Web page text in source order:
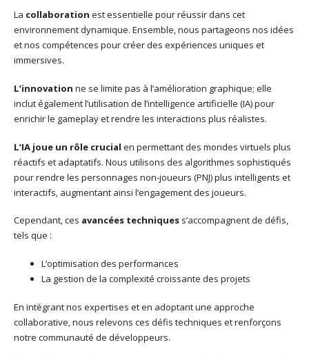
La collaboration est essentielle pour réussir dans cet
environnement dynamique. Ensemble, nous partageons nos idées
et nos compétences pour créer des expériences uniques et
immersives.
L’innovation ne se limite pas à l’amélioration graphique; elle
inclut également l’utilisation de l’intelligence artificielle (IA) pour
enrichir le gameplay et rendre les interactions plus réalistes.
L’IA joue un rôle crucial en permettant des mondes virtuels plus
réactifs et adaptatifs. Nous utilisons des algorithmes sophistiqués
pour rendre les personnages non-joueurs (PNJ) plus intelligents et
interactifs, augmentant ainsi l’engagement des joueurs.
Cependant, ces avancées techniques s’accompagnent de défis,
tels que :
L’optimisation des performances
La gestion de la complexité croissante des projets
En intégrant nos expertises et en adoptant une approche
collaborative, nous relevons ces défis techniques et renforçons
notre communauté de développeurs.